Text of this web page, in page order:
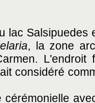
lac Salsipuedes
, la zone
L'endroit
considéré
cérémonielle